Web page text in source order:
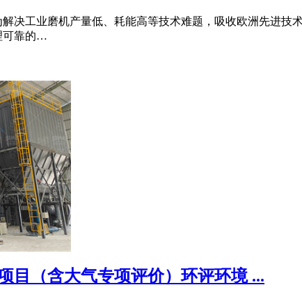
决工业磨机产量低、耗能高等技术难题，吸收欧洲先进
可靠的…
目（含大气专项评价）环评环境 ...